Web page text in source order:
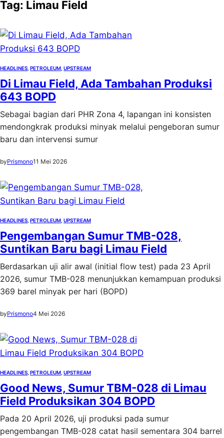
Tag: Limau Field
HEADLINES PETROLEUM UPSTREAM
Di Limau Field, Ada Tambahan Produksi
643 BOPD
Sebagai bagian dari PHR Zona 4, lapangan ini konsisten
mendongkrak produksi minyak melalui pengeboran sumur
baru dan intervensi sumur
byPrismono11 Mei 2026
HEADLINES PETROLEUM UPSTREAM
Pengembangan Sumur TMB-028,
Suntikan Baru bagi Limau Field
Berdasarkan uji alir awal (initial flow test) pada 23 April
2026, sumur TMB-028 menunjukkan kemampuan produksi
369 barel minyak per hari (BOPD)
byPrismono4 Mei 2026
HEADLINES PETROLEUM UPSTREAM
Good News, Sumur TBM-028 di Limau
Field Produksikan 304 BOPD
Pada 20 April 2026, uji produksi pada sumur
pengembangan TMB-028 catat hasil sementara 304 barrel